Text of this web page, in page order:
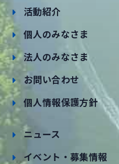
活動紹介
個人のみなさま
法人のみなさま
お問い合わせ
個人情報保護方針
ニュース
イベント・募集情報